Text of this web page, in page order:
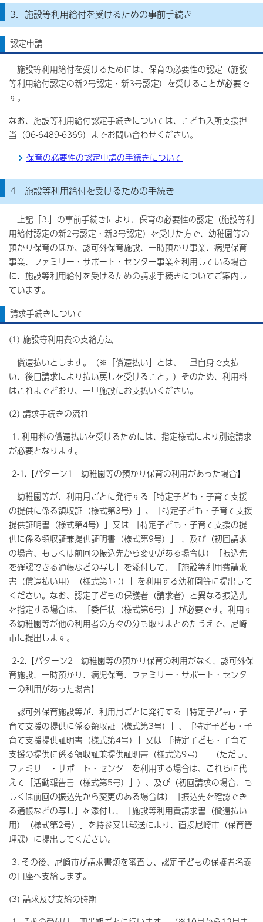
3．施設等利用給付を受けるための事前手続き
認定申請
施設等利用給付を受けるためには、保育の必要性の認定（施設
等利用給付認定の新2号認定・新3号認定）を受けることが必要で
す。
なお、施設等利用給付認定手続きについては、こども入所支援担
当（06-6489-6369）までお問い合わせください。
保育の必要性の認定申請の手続きについて
4 施設等利用給付を受けるための手続き
上記「3.」の事前手続きにより、保育の必要性の認定（施設等利
用給付認定の新2号認定・新3号認定）を受けた方で、幼稚園等の
預かり保育のほか、認可外保育施設、一時預かり事業、病児保育
事業、ファミリー・サポート・センター事業を利用している場合
に、施設等利用給付を受けるための請求手続きについてご案内し
ています。
請求手続きについて
(1) 施設等利用費の支給方法
償還払いとします。（※「償還払い」とは、一旦自身で支払
い、後日請求により払い戻しを受けること。）そのため、利用料
はこれまでどおり、一旦施設にお支払いください。
(2) 請求手続きの流れ
1. 利用料の償還払いを受けるためには、指定様式により別途請求
が必要となります。
2-1.【パターン1 幼稚園等の預かり保育の利用があった場合】
幼稚園等が、利用月ごとに発行する「特定子ども・子育て支援
の提供に係る領収証（様式第3号）」、「特定子ども・子育て支援
提供証明書（様式第4号）」又は 「特定子ども・子育て支援の提
供に係る領収証兼提供証明書（様式第9号）」 、及び（初回請求
の場合、もしくは前回の振込先から変更がある場合は）「振込先
を確認できる通帳などの写し」を添付して、「施設等利用費請求
書（償還払い用）（様式第1号）」を利用する幼稚園等に提出して
ください。なお、認定子どもの保護者（請求者）と異なる振込先
を指定する場合は、「委任状（様式第6号）」が必要です。利用す
る幼稚園等が他の利用者の方々の分も取りまとめたうえで、尼崎
市に提出します。
2-2.【パターン2 幼稚園等の預かり保育の利用がなく、認可外保
育施設、一時預かり、病児保育、ファミリー・サポート・センタ
ーの利用があった場合】
認可外保育施設等が、利用月ごとに発行する「特定子ども・子
育て支援の提供に係る領収証（様式第3号）」、「特定子ども・子
育て支援提供証明書（様式第4号）」又は 「特定子ども・子育て
支援の提供に係る領収証兼提供証明書（様式第9号）」（ただし、
ファミリー・サポート・センターを利用する場合は、これらに代
えて「活動報告書（様式第5号）」）、及び（初回請求の場合、も
しくは前回の振込先から変更のある場合は）「振込先を確認でき
る通帳などの写し」を添付し、「施設等利用費請求書（償還払い
用）（様式第2号）」を持参又は郵送により、直接尼崎市（保育管
理課）に提出してください。
3. その後、尼崎市が請求書類を審査し、認定子どもの保護者名義
の口座へ支給します。
(3) 請求及び支給の時期